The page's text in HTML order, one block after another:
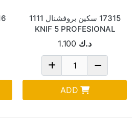
17315 سكين بروفشنال 1111
KNIF 5 PROFESIONAL
د.ك 1.100
ADD